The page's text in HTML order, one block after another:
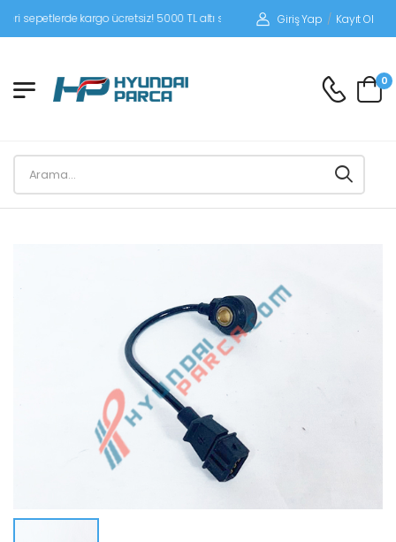
kargo ücretsiz! 5000 TL altı siparişlerinizde siparişleriniz alıcı
Giriş Yap / Kayıt Ol
0